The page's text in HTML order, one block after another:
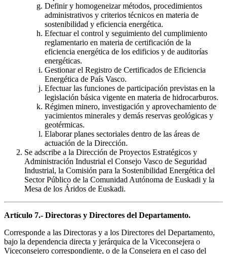
Definir y homogeneizar métodos, procedimientos
administrativos y criterios técnicos en materia de
sostenibilidad y eficiencia energética.
Efectuar el control y seguimiento del cumplimiento
reglamentario en materia de certificación de la
eficiencia energética de los edificios y de auditorías
energéticas.
Gestionar el Registro de Certificados de Eficiencia
Energética de País Vasco.
Efectuar las funciones de participación previstas en la
legislación básica vigente en materia de hidrocarburos.
Régimen minero, investigación y aprovechamiento de
yacimientos minerales y demás reservas geológicas y
geotérmicas.
Elaborar planes sectoriales dentro de las áreas de
actuación de la Dirección.
Se adscribe a la Dirección de Proyectos Estratégicos y
Administración Industrial el Consejo Vasco de Seguridad
Industrial, la Comisión para la Sostenibilidad Energética del
Sector Público de la Comunidad Autónoma de Euskadi y la
Mesa de los Áridos de Euskadi.
Artículo 7.- Directoras y Directores del Departamento.
Corresponde a las Directoras y a los Directores del Departamento,
bajo la dependencia directa y jerárquica de la Viceconsejera o
Viceconsejero correspondiente, o de la Consejera en el caso del